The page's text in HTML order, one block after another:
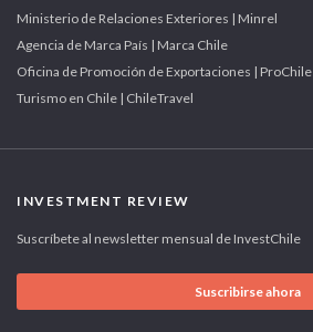
Ministerio de Relaciones Exteriores | Minrel
Agencia de Marca País | Marca Chile
Oficina de Promoción de Exportaciones | ProChile
Turismo en Chile | ChileTravel
INVESTMENT REVIEW
Suscríbete al newsletter mensual de InvestChile
Suscribirse ahora